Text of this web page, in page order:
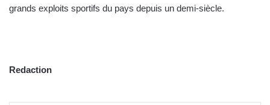
grands exploits sportifs du pays depuis un demi-siècle.
Redaction